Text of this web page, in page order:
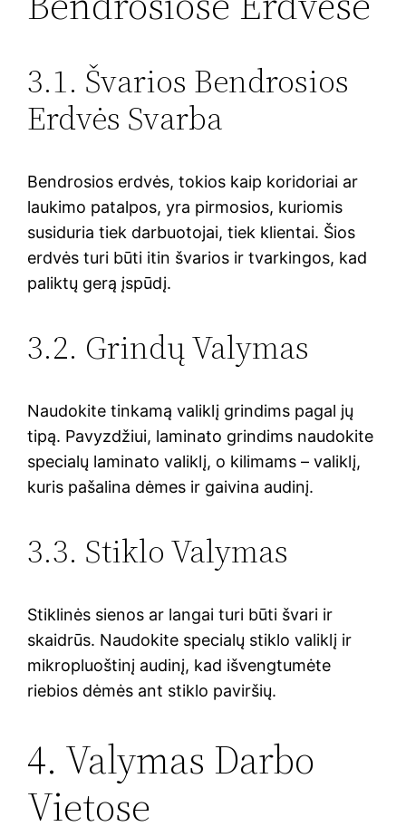
3.1. Švarios Bendrosios
Erdvės Svarba
Bendrosios erdvės, tokios kaip koridoriai ar
laukimo patalpos, yra pirmosios, kuriomis
susiduria tiek darbuotojai, tiek klientai. Šios
erdvės turi būti itin švarios ir tvarkingos, kad
paliktų gerą įspūdį.
3.2. Grindų Valymas
Naudokite tinkamą valiklį grindims pagal jų
tipą. Pavyzdžiui, laminato grindims naudokite
specialų laminato valiklį, o kilimams – valiklį,
kuris pašalina dėmes ir gaivina audinį.
3.3. Stiklo Valymas
Stiklinės sienos ar langai turi būti švari ir
skaidrūs. Naudokite specialų stiklo valiklį ir
mikropluoštinį audinį, kad išvengtumėte
riebios dėmės ant stiklo paviršių.
4. Valymas Darbo
Vietose